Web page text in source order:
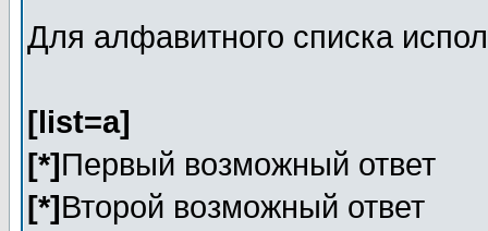
Для алфавитного списка
[list=a]
[*]Первый возможный ответ
[*]Второй возможный ответ